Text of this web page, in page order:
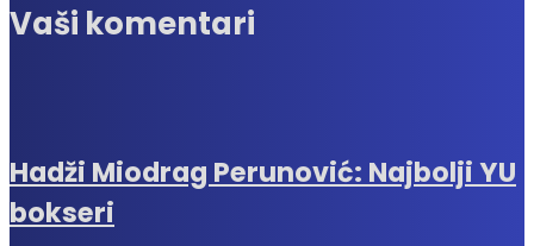
Vaši komentari
Hadži Miodrag Perunović: Najbolji YU
bokseri